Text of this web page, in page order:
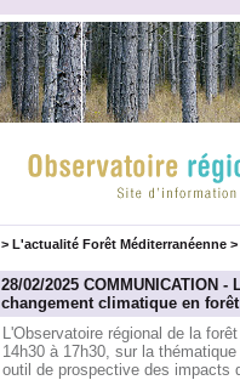
> L'actualité Forêt Méditerranéenne>
28/02/2025 COMMUNICATION
changement climatique en forêt
L'Observatoire régional de la
14h30 à 17h30, sur la
outil de prospective des impacts